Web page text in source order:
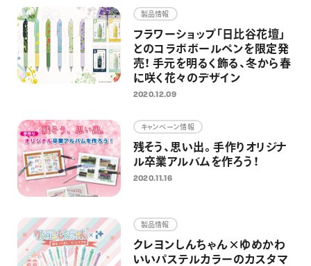
その他
製品情報
フラワーショップ「日比谷花壇」
とのコラボボールペンを限定発
売！ 手元を明るく飾る、冬から春
に咲く花々のデザイン
2020.12.09
キャンペーン情報
残そう、思い出。手作りオリジナ
ル卒業アルバムを作ろう！
2020.11.16
製品情報
クレヨンしんちゃん×ゆめかわ
いいパステルカラーのカスタマ